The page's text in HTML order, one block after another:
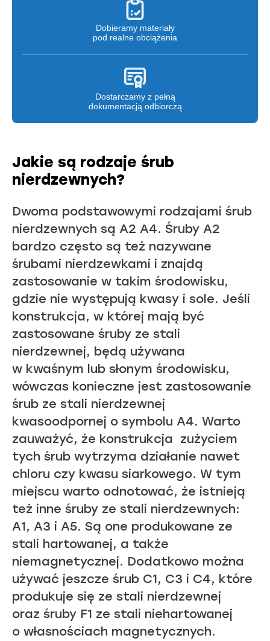
Dobieramy materiały
pod realne obciążenia
Dostarczamy z pełną
dokumentacją odbiorczą
Jakie są rodzaje śrub
nierdzewnych?
Dwoma podstawowymi rodzajami śrub
nierdzewnych są A2 A4. Śruby A2
bardzo często są też nazywane
śrubami nierdzewkami i znajdą
zastosowanie w takim środowisku,
gdzie nie występują kwasy i sole. Jeśli
konstrukcja, w której mają być
zastosowane śruby ze stali
nierdzewnej, będą używana
w kwaśnym lub słonym środowisku,
wówczas konieczne jest zastosowanie
śrub ze stali nierdzewnej
kwasoodpornej o symbolu A4. Warto
zauważyć, że konstrukcja zużyciem
tych śrub wytrzyma działanie nawet
chloru czy kwasu siarkowego. W tym
miejscu warto odnotować, że istnieją
też inne śruby ze stali nierdzewnych:
A1, A3 i A5. Są one produkowane ze
stali hartowanej, a także
niemagnetycznej. Dodatkowo można
używać jeszcze śrub C1, C3 i C4, które
produkuje się ze stali nierdzewnej
oraz śruby F1 ze stali niehartowanej
o własnościach magnetycznych.